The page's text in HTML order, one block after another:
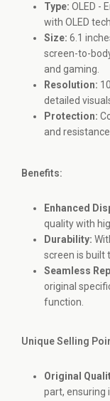
Type: OLED -
with OLED
Size: 6.1
screen-to-
and gaming.
Resolution:
detailed
Protection:
and
Benefits:
Enhanced
quality with
Durability:
screen is built
Seamless
original
function.
Unique Selling
Original
part, ensuring